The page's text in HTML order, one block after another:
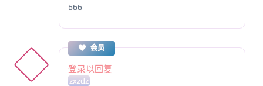
666
会员
登录以回复
zxzdz